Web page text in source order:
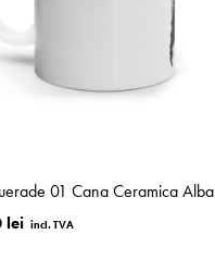
01 Cana Ceramica Alba
lei